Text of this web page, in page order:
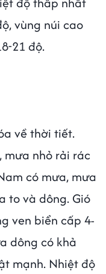
vùng núi cao
21 độ.
về thời tiết.
mưa nhỏ rải rác
có mưa, mưa
to và dông. Gió
ven biển cấp 4-
dông có khả
mạnh. Nhiệt độ